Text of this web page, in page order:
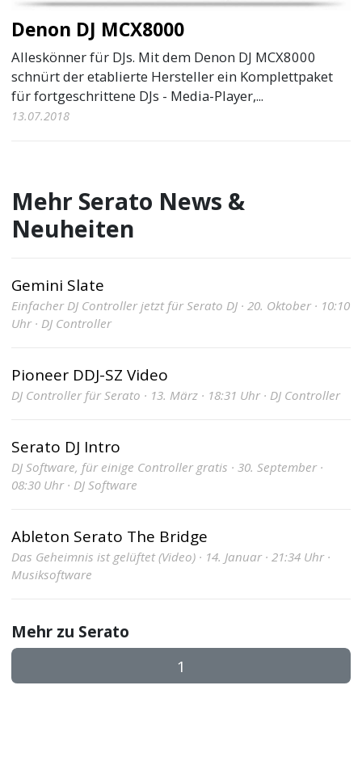
Denon DJ MCX8000
Alleskönner für DJs. Mit dem Denon DJ MCX8000
schnürt der etablierte Hersteller ein Komplettpaket
für fortgeschrittene DJs - Media-Player,...
13.07.2018
Mehr Serato News &
Neuheiten
Gemini Slate
Einfacher DJ Controller jetzt für Serato DJ · 20. Oktober · 10:10
Uhr · DJ Controller
Pioneer DDJ-SZ Video
DJ Controller für Serato · 13. März · 18:31 Uhr · DJ Controller
Serato DJ Intro
DJ Software, für einige Controller gratis · 30. September ·
08:30 Uhr · DJ Software
Ableton Serato The Bridge
Das Geheimnis ist gelüftet (Video) · 14. Januar · 21:34 Uhr ·
Musiksoftware
Mehr zu Serato
1